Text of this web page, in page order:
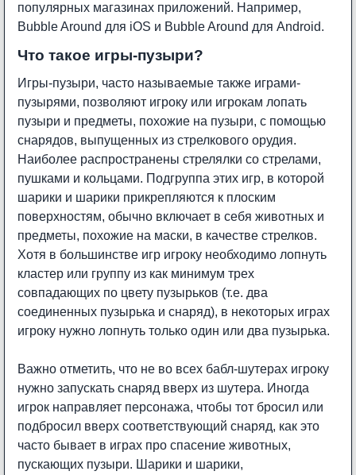
популярных магазинах приложений. Например,
Bubble Around для iOS и Bubble Around для Android.
Что такое игры-пузыри?
Игры-пузыри, часто называемые также играми-
пузырями, позволяют игроку или игрокам лопать
пузыри и предметы, похожие на пузыри, с помощью
снарядов, выпущенных из стрелкового орудия.
Наиболее распространены стрелялки со стрелами,
пушками и кольцами. Подгруппа этих игр, в которой
шарики и шарики прикрепляются к плоским
поверхностям, обычно включает в себя животных и
предметы, похожие на маски, в качестве стрелков.
Хотя в большинстве игр игроку необходимо лопнуть
кластер или группу из как минимум трех
совпадающих по цвету пузырьков (т.е. два
соединенных пузырька и снаряд), в некоторых играх
игроку нужно лопнуть только один или два пузырька.
Важно отметить, что не во всех бабл-шутерах игроку
нужно запускать снаряд вверх из шутера. Иногда
игрок направляет персонажа, чтобы тот бросил или
подбросил вверх соответствующий снаряд, как это
часто бывает в играх про спасение животных,
пускающих пузыри. Шарики и шарики,